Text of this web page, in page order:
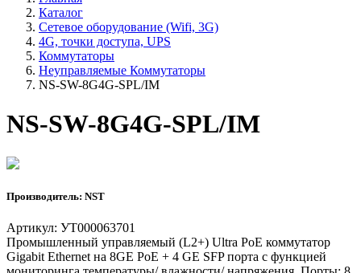
Каталог
Сетевое оборудование (Wifi, 3G)
4G, точки доступа, UPS
Коммутаторы
Неуправляемые Коммутаторы
NS-SW-8G4G-SPL/IM
NS-SW-8G4G-SPL/IM
Производитель: NST
Артикул: УТ000063701
Промышленный управляемый (L2+) Ultra PoE коммутатор
Gigabit Ethernet на 8GE PoE + 4 GE SFP порта с функцией